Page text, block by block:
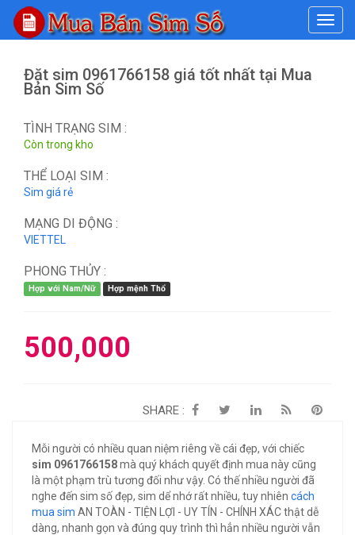
#
Đặt sim 0961766158 giá tốt nhất tại Mua
Bán Sim Số
TÌNH TRẠNG SIM :
Còn trong kho
THỂ LOẠI SIM :
Sim giá rẻ
MẠNG DI ĐỘNG :
VIETTEL
PHONG THỦY :
Hợp với Nam/Nữ Hợp mệnh Thổ
500,000
SHARE :
Mỗi người có nhiều quan niệm riêng về cái đẹp, với chiếc
sim 0961766158mà quý khách quyết định mua này cũng
là một phạm trù tương đối như vậy. Có thế nhiều người đã
nghe đến sim số đẹp, sim dể nhớ rất nhiều, tuy nhiên cách
mua sim AN TOÀN - TIỆN LỢI - UY TÍN - CHÍNH XÁC thật dễ
dàng, nhanh gọn và đúng quy trình thì hẳn nhiều người vẫn